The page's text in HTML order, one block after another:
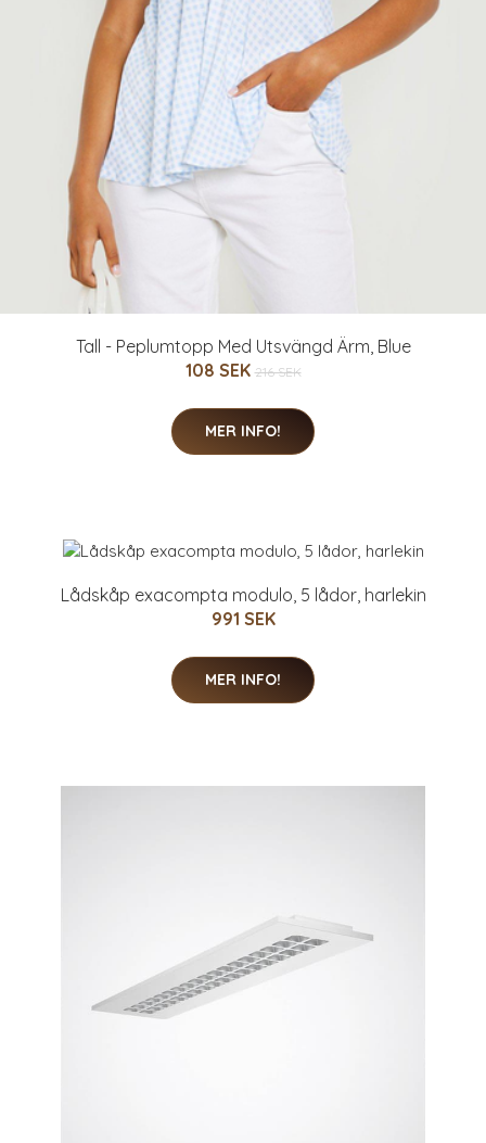
Tall - Peplumtopp Med Utsvängd Ärm, Blue
108 SEK 216 SEK
MER INFO!
Lådskåp exacompta modulo, 5 lådor, harlekin
991 SEK
MER INFO!